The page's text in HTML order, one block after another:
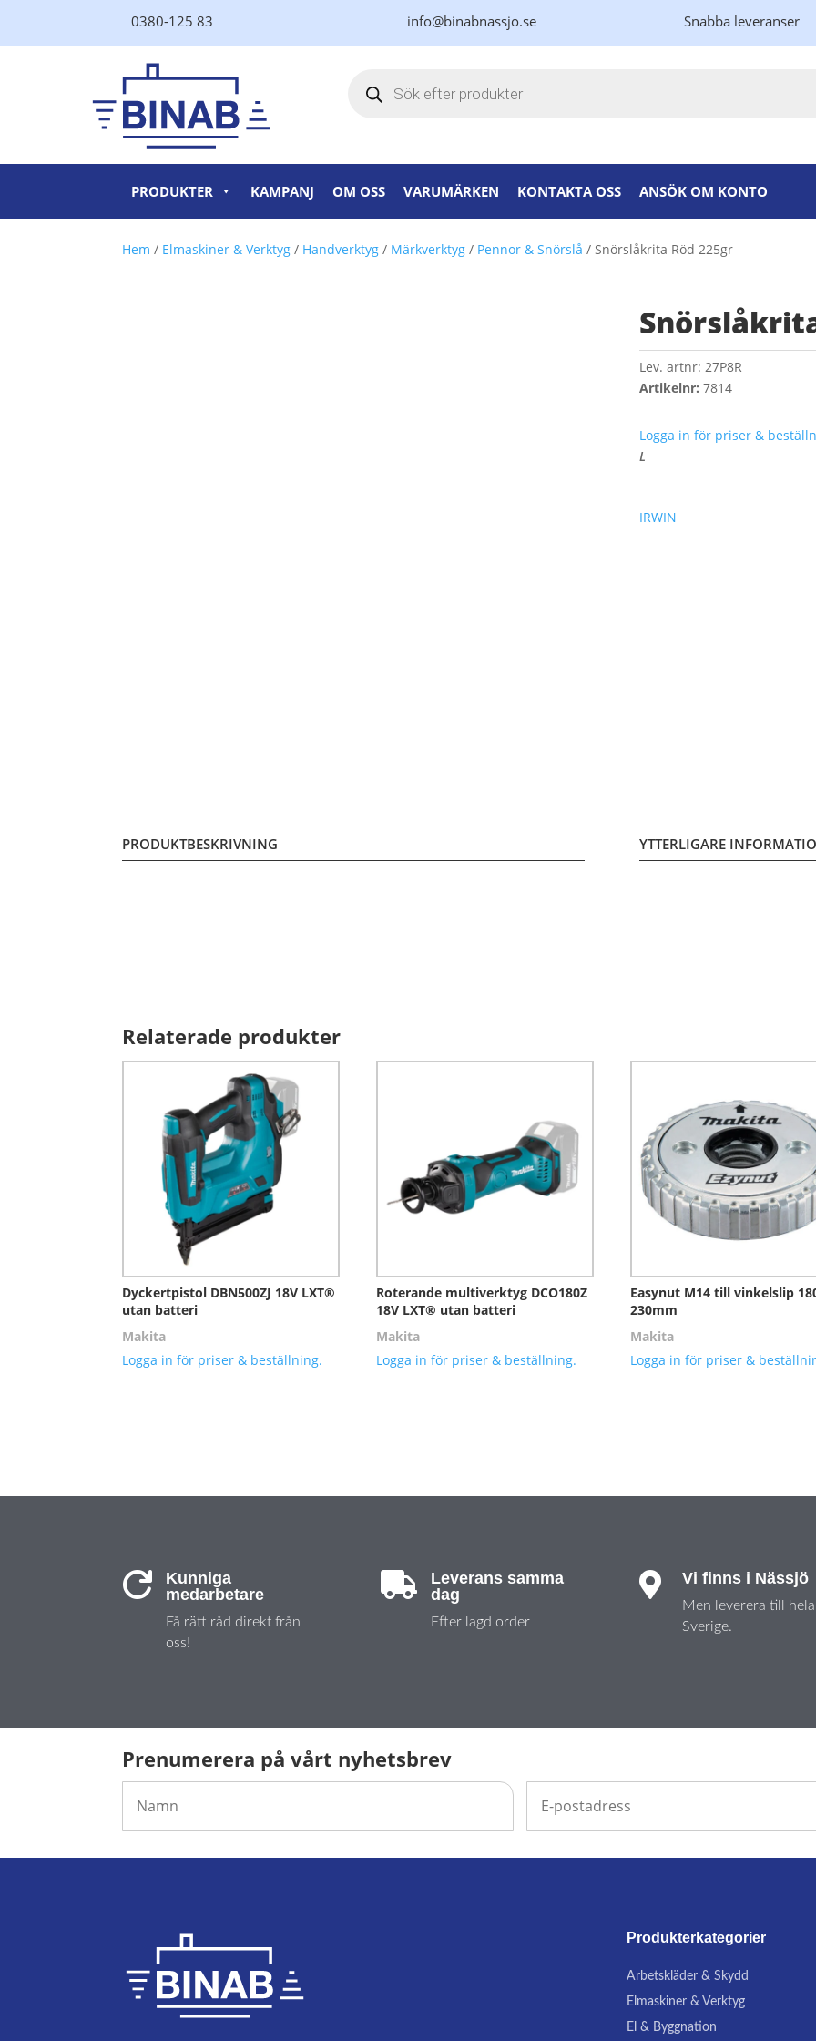
0380-125 83 info@binabnassjo.se Snabba leveranser
PRODUKTER KAMPANJ OM OSS VARUMÄRKEN KONTAKTA OSS ANSÖK OM KONTO
Hem / Elmaskiner & Verktyg / Handverktyg / Märkverktyg / Pennor & Snörslå / Snörslåkrita Röd 225gr
Lev. artnr: 27P8R
Artikelnr: 7814
Logga in för priser &
L
IRWIN
PRODUKTBESKRIVNING YTTERLIGARE
Relaterade produkter
Dyckertpistol DBN500ZJ 18V LXT®
utan batteri
Makita
Logga in för priser & beställning.
Roterande multiverktyg DCO180Z
18V LXT® utan batteri
Makita
Logga in för priser & beställning.
Easynut M14 till vinkelslip
230mm
Makita
Logga in för priser &

Kunniga
medarbetare
Få rätt råd direkt från
oss!

Leverans samma
dag
Efter lagd order
 Vi finns i Nässjö
Men leverera till hela
Sverige.
Prenumerera på vårt nyhetsbrev
Produkterkategorier
Arbetskläder & Skydd
Elmaskiner & Verktyg
El & Byggnation